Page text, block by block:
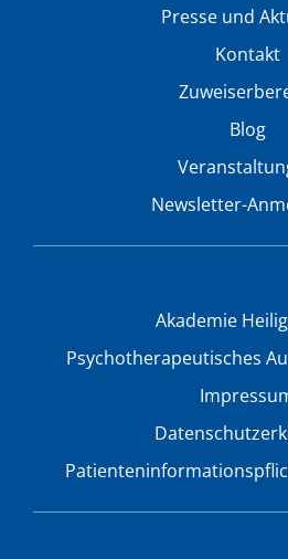
Presse und
Kontakt
Blog
Newsletter-
Akademie
Psychotherapeutisches